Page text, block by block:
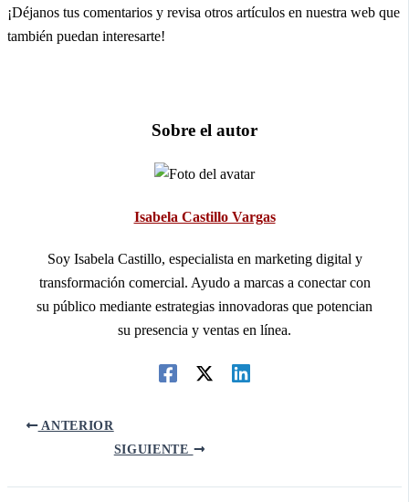
¡Déjanos tus comentarios y revisa otros artículos en nuestra web que
también puedan interesarte!
Sobre el autor
Isabela Castillo Vargas
Soy Isabela Castillo, especialista en marketing digital y
transformación comercial. Ayudo a marcas a conectar con
su público mediante estrategias innovadoras que potencian
su presencia y ventas en línea.
ANTERIOR
SIGUIENTE